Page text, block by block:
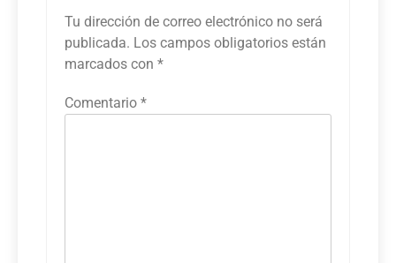
Tu dirección de correo electrónico no será
publicada. Los campos obligatorios están
marcados con *
Comentario *